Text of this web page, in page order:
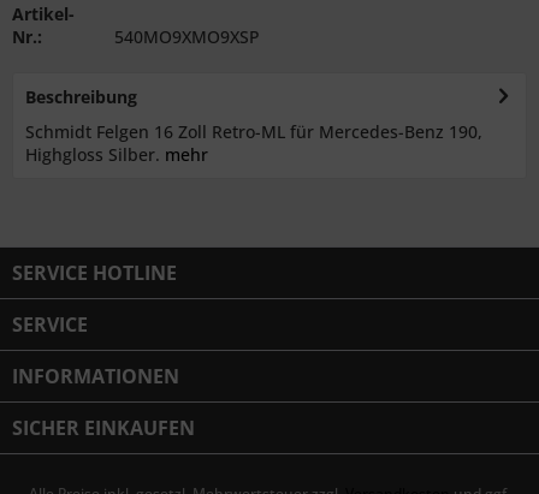
Artikel-
Nr.:
540MO9XMO9XSP
Beschreibung
Schmidt Felgen 16 Zoll Retro-ML für Mercedes-Benz 190,
Highgloss Silber. mehr
SERVICE HOTLINE
SERVICE
INFORMATIONEN
SICHER EINKAUFEN